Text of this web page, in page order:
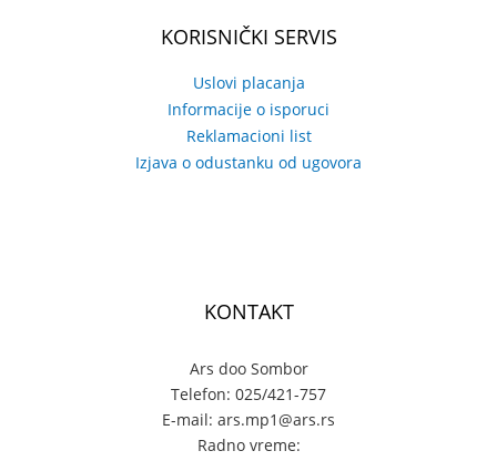
KORISNIČKI SERVIS
Uslovi placanja
Informacije o isporuci
Reklamacioni list
Izjava o odustanku od ugovora
KONTAKT
Ars doo Sombor
Telefon: 025/421-757
E-mail: ars.mp1@ars.rs
Radno vreme: